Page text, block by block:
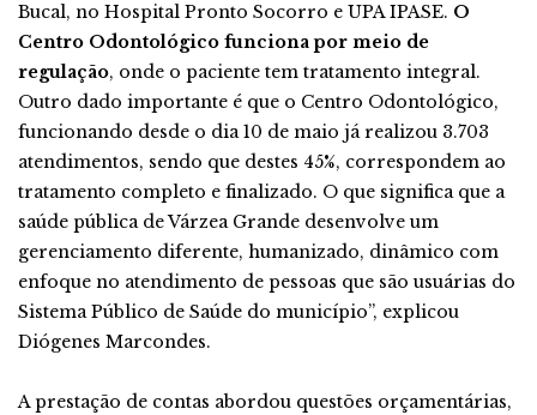
Bucal, no Hospital Pronto Socorro e UPA IPASE. O
Centro Odontológico funciona por meio de
regulação, onde o paciente tem tratamento integral.
Outro dado importante é que o Centro Odontológico,
funcionando desde o dia 10 de maio já realizou 3.703
atendimentos, sendo que destes 45%, correspondem ao
tratamento completo e finalizado. O que significa que a
saúde pública de Várzea Grande desenvolve um
gerenciamento diferente, humanizado, dinâmico com
enfoque no atendimento de pessoas que são usuárias do
Sistema Público de Saúde do município”, explicou
Diógenes Marcondes.
A prestação de contas abordou questões orçamentárias,